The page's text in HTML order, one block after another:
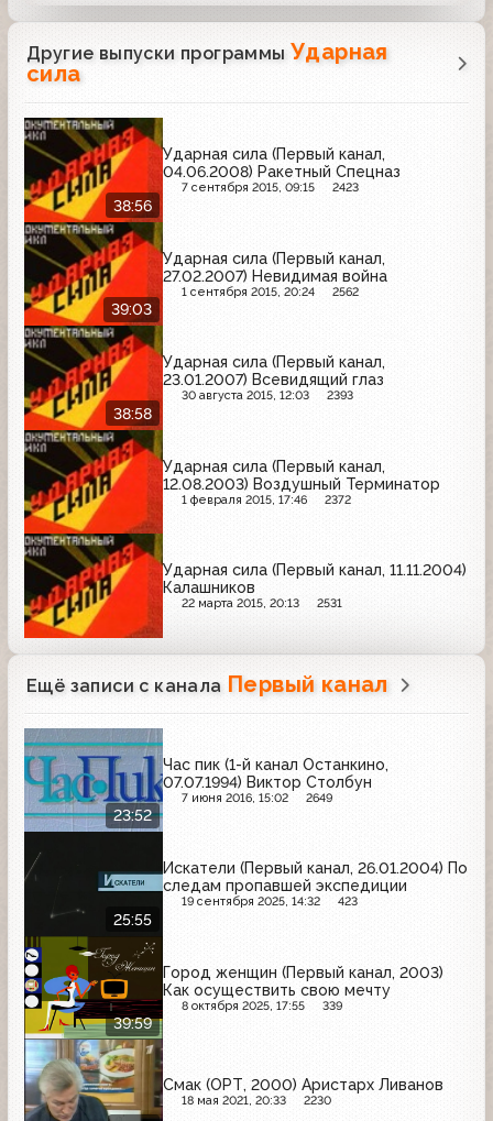
Другие выпуски программы Ударная
сила
38:56
Ударная сила (Первый канал,
04.06.2008) Ракетный Спецназ
7 сентября 2015, 09:15 2423
39:03
Ударная сила (Первый канал,
27.02.2007) Невидимая война
1 сентября 2015, 20:24 2562
38:58
Ударная сила (Первый канал,
23.01.2007) Всевидящий глаз
30 августа 2015, 12:03 2393
Ударная сила (Первый канал,
12.08.2003) Воздушный Терминатор
1 февраля 2015, 17:46 2372
Ударная сила (Первый канал, 11.11.2004)
Калашников
22 марта 2015, 20:13 2531
Ещё записи с канала Первый канал
23:52
Час пик (1-й канал Останкино,
07.07.1994) Виктор Столбун
7 июня 2016, 15:02 2649
25:55
Искатели (Первый канал, 26.01.2004) По
следам пропавшей экспедиции
19 сентября 2025, 14:32 423
39:59
Город женщин (Первый канал, 2003)
Как осуществить свою мечту
8 октября 2025, 17:55 339
Смак (ОРТ, 2000) Аристарх Ливанов
18 мая 2021, 20:33 2230